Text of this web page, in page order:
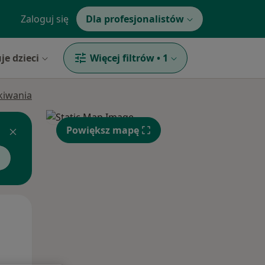
Zaloguj się Dla profesjonalistów
dzieci Więcej filtrów • 1
Powiększ mapę